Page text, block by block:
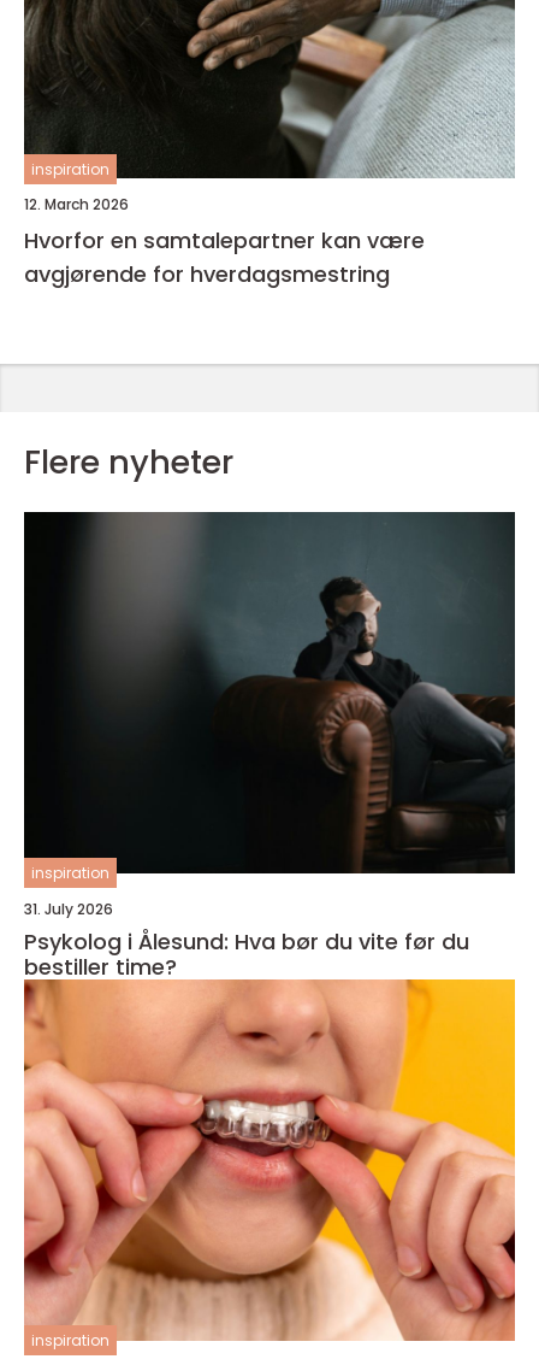
inspiration
12. March 2026
Hvorfor en samtalepartner kan være
avgjørende for hverdagsmestring
Flere nyheter
inspiration
31. July 2026
Psykolog i Ålesund: Hva bør du vite før du
bestiller time?
inspiration